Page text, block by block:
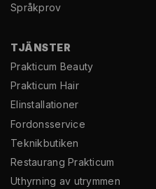
Språkprov
TJÄNSTER
Prakticum Beauty
Prakticum Hair
El­installationer
Fordonsservice
Teknikbutiken
Restaurang Prakticum
Uthyrning av utrymmen